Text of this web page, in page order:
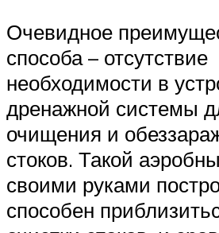
Очевидное
способа – отсутствие
необходимости в
дренажной системы
очищения и
стоков. Такой
своими руками
способен